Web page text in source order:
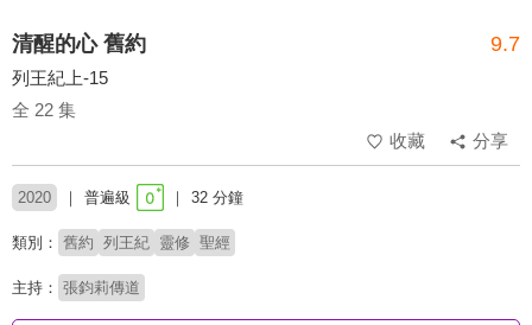
清醒的心 舊約 9.7
列王紀上-15
全 22 集
收藏
分享
2020 普遍級 32 分鐘
類別： 舊約 列王紀 靈修 聖經
主持： 張鈞莉傳道